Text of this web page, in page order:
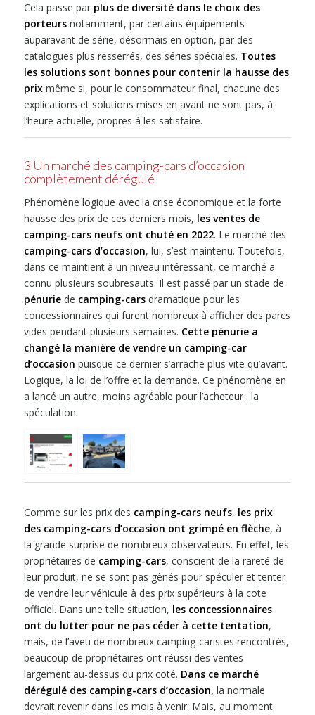
Cela passe par plus de diversité dans le choix des
porteursnotamment, par certains équipements
auparavant de série, désormais en option, par des
catalogues plus resserrés, des séries spéciales. Toutes
les solutions sont bonnes pour contenir la hausse des
prixmême si, pour le consommateur final, chacune des
explications et solutions mises en avant ne sont pas, à
l’heure actuelle, propres à les satisfaire.
3 Un marché des camping-cars d’occasion
complètement dérégulé
Phénomène logique avec la crise économique et la forte
hausse des prix de ces derniers mois, les ventes de
camping-cars neufs ont chuté en 2022. Le marché des
camping-cars d’occasion, lui, s’est maintenu. Toutefois,
dans ce maintient à un niveau intéressant, ce marché a
connu plusieurs soubresauts. Il est passé par un stade de
pénuriede camping-carsdramatique pour les
concessionnaires qui furent nombreux à afficher des parcs
vides pendant plusieurs semaines. Cette pénurie a
changé la manière de vendre un camping-car
d’occasion puisque ce dernier s’arrache plus vite qu’avant.
Logique, la loi de l’offre et la demande. Ce phénomène en
a lancé un autre, moins agréable pour l’acheteur : la
spéculation.
Comme sur les prix des camping-cars neufs, les prix
des camping-cars d’occasion ont grimpé en flèche, à
la grande surprise de nombreux observateurs. En effet, les
propriétaires de camping-cars, conscient de la rareté de
leur produit, ne se sont pas gênés pour spéculer et tenter
de vendre leur véhicule à des prix supérieurs à la cote
officiel. Dans une telle situation, les concessionnaires
ont du lutter pour ne pas céder à cette tentation,
mais, de l’aveu de nombreux camping-caristes rencontrés,
beaucoup de propriétaires ont réussi des ventes
largement au-dessus du prix coté. Dans ce marché
dérégulé des camping-cars d’occasion, la normale
devrait revenir dans les mois à venir. Mais, au moment